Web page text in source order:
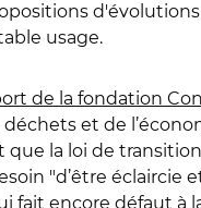
usage.
de la fondation
et de
la loi de
"d’être éclaircie
fait encore défaut à